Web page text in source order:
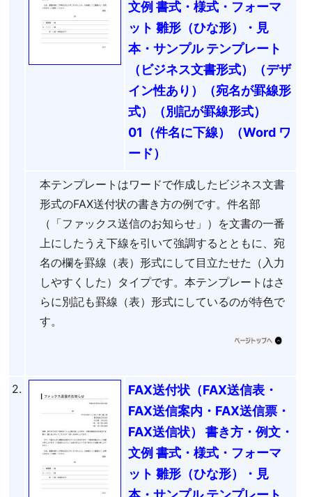
文例 書式・様式・フォーマ
ット 雛形（ひな形）・見
本・サンプル テンプレート
（ビジネス文書形式）（デザ
イン性あり）（宛名が罫線形
式）（別記が罫線形式）
01（件名に下線）（Word ワ
ード）
本テンプレートはワードで作成したビジネス文書
形式のFAX送付状の書き方の例です。件名部
（「ファックス送信のお知らせ」）を文書の一番
上にしたうえ下線を引いて強調するとともに、宛
名の欄を罫線（表）形式にして目立たせた（入力
しやすくした）タイプです。本テンプレートはさ
らに別記も罫線（表）形式にしているのが特色で
す。
2.
FAX送付状（FAX送信表・
FAX送信案内・FAX送信票・
FAX送信状） 書き方・例文・
文例 書式・様式・フォーマ
ット 雛形（ひな形）・見